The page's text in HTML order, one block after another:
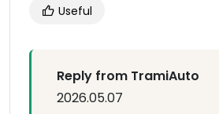
Useful
Reply from TramiAuto
2026.05.07